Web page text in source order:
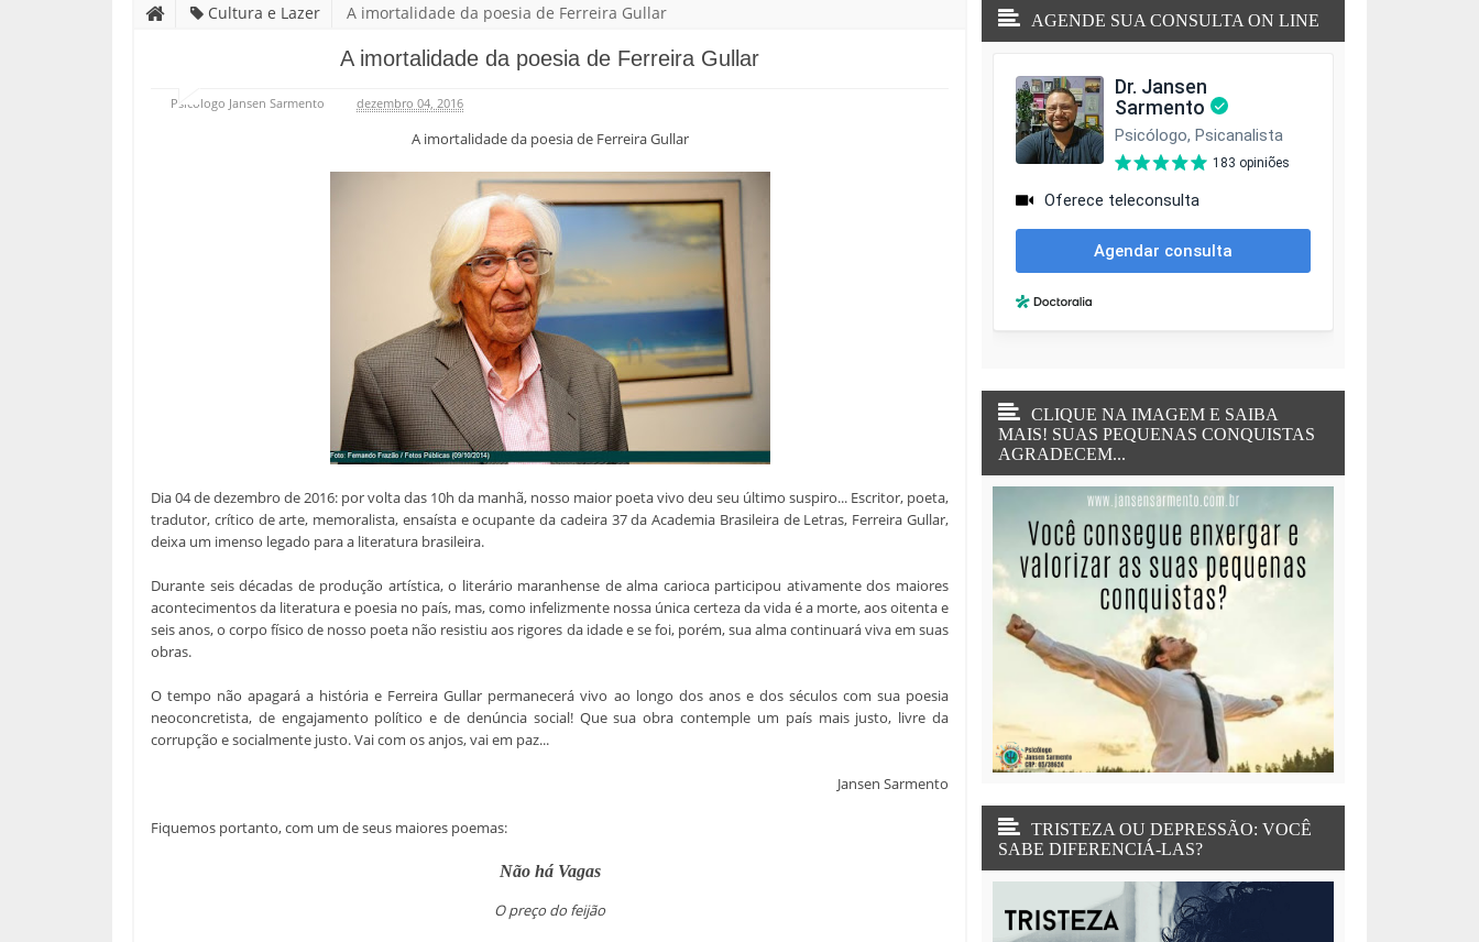
Cultura e Lazer A imortalidade da poesia de Ferreira Gullar
A imortalidade da poesia de Ferreira Gullar
Psicólogo Jansen Sarmento dezembro 04, 2016
A imortalidade da poesia de Ferreira Gullar
Dia 04 de dezembro de 2016: por volta das 10h da manhã, nosso maior poeta vivo deu seu último suspiro... Escritor, poeta,
tradutor, crítico de arte, memoralista, ensaísta e ocupante da cadeira 37 da Academia Brasileira de Letras, Ferreira Gullar,
deixa um imenso legado para a literatura brasileira.
Durante seis décadas de produção artística, o literário maranhense de alma carioca participou ativamente dos maiores
acontecimentos da literatura e poesia no país, mas, como infelizmente nossa única certeza da vida é a morte, aos oitenta e
seis anos, o corpo físico de nosso poeta não resistiu aos rigores da idade e se foi, porém, sua alma continuará viva em suas
obras.
O tempo não apagará a história e Ferreira Gullar permanecerá vivo ao longo dos anos e dos séculos com sua poesia
neoconcretista, de engajamento político e de denúncia social! Que sua obra contemple um país mais justo, livre da
corrupção e socialmente justo. Vai com os anjos, vai em paz...
Jansen Sarmento
Fiquemos portanto, com um de seus maiores poemas:
Não há Vagas
O preço do feijão
AGENDE SUA CONSULTA ON LINE
CLIQUE NA IMAGEM E SAIBA
MAIS! SUAS PEQUENAS CONQUISTAS
AGRADECEM...
TRISTEZA OU DEPRESSÃO: VOCÊ
SABE DIFERENCIÁ-LAS?